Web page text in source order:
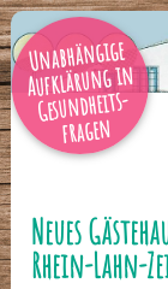
Unabhängige
Aufklärung in
Gesundheits-
fragen
Neues
Rhein-Lahn-